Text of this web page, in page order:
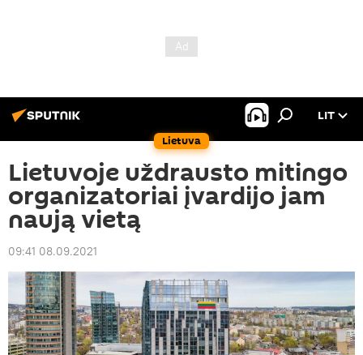
Lietuva
LIT
Lietuvoje uždrausto mitingo
organizatoriai įvardijo jam
naują vietą
09:41 08.09.2021